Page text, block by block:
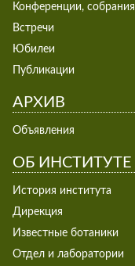
Конференции, собрания
Встречи
Юбилеи
Публикации
АРХИВ
Объявления
ОБ ИНСТИТУТЕ
История института
Дирекция
Известные ботаники
Отдел и лаборатории